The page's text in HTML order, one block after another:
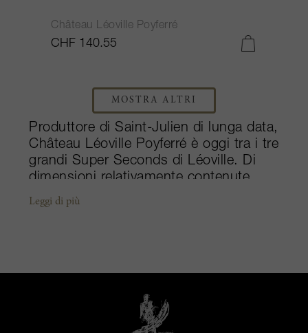
Château Léoville Poyferré
CHF 140.55
MOSTRA ALTRI
Produttore di Saint-Julien di lunga data,
Château Léoville Poyferré è oggi tra i tre
grandi Super Seconds di Léoville. Di
dimensioni relativamente contenute,
questa tenuta crea vini imponenti sulla
Sponda Sinistra, che negli ultimi
1921, tuttavia la tenuta non ha
registrato cambiamenti importanti fino
all'arrivo di Didier Cuvelier negli anni
'70. Didier assunse il famoso vigneron
Leggi di più